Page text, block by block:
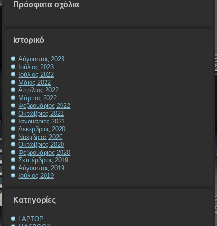
Πρόσφατα σχόλια
Ιστορικό
Αύγουστος 2023
Ιούλιος 2023
Ιούλιος 2022
Μάιος 2022
Απρίλιος 2022
Μάρτιος 2022
Φεβρουάριος 2022
Οκτώβριος 2021
Ιανουάριος 2021
Δεκέμβριος 2020
Νοέμβριος 2020
Οκτώβριος 2020
Φεβρουάριος 2020
Σεπτέμβριος 2019
Αύγουστος 2019
Ιούλιος 2019
Kατηγορίες
LAPTOP